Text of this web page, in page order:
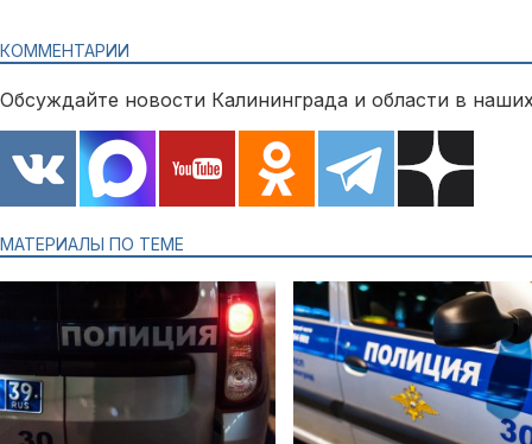
КОММЕНТАРИИ
Обсуждайте новости Калининграда и области в
МАТЕРИАЛЫ ПО ТЕМЕ